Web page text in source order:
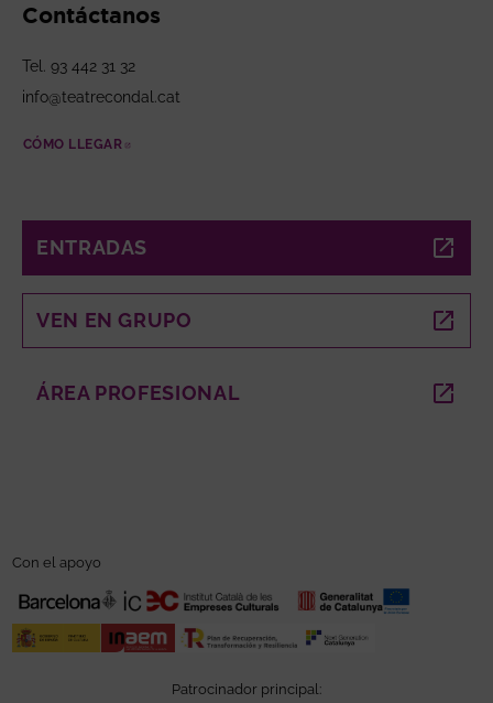
Contáctanos
Tel. 93 442 31 32
info@teatrecondal.cat
CÓMO LLEGAR
ENTRADAS
VEN EN GRUPO
ÁREA PROFESIONAL ABRE EN NUEVA VENTANA
Con el apoyo
Patrocinador principal: